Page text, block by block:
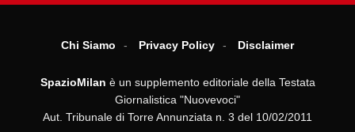
Chi Siamo Privacy Policy Disclaimer
SpazioMilan è un supplemento editoriale della Testata
Giornalistica "Nuovevoci"
Aut. Tribunale di Torre Annunziata n. 3 del 10/02/2011